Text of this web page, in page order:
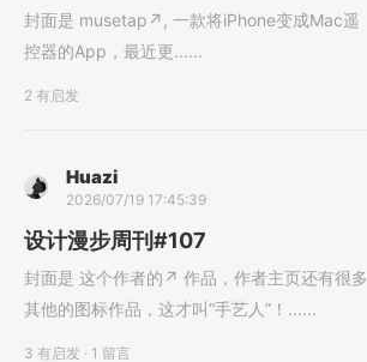
封面是 musetap↗︎, 一款将iPhone变成Mac遥
控器的App，最近更......
2 有启发
Huazi
2026/07/19 17:45:39
设计漫步周刊#107
封面是 这个作者的↗︎ 作品，作者主页还有很多
其他的图标作品，这才叫“手艺人”！......
3 有启发 · 1 留言